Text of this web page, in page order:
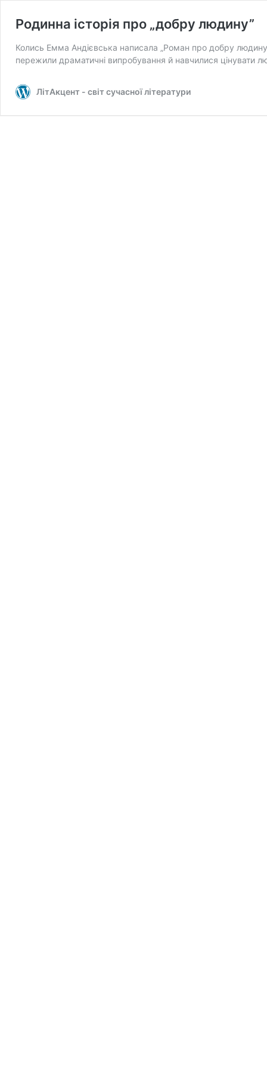
Родинна історія про „добру людину”
Колись Емма Андієвська написала „Роман про добру
пережили драматичні випробування й навчилися цінувати
ЛітАкцент - світ сучасної літератури